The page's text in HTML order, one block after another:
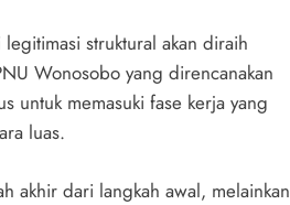
struktural akan diraih
Wonosobo yang direncanakan
untuk memasuki fase kerja yang
luas.
akhir dari langkah awal, melainkan